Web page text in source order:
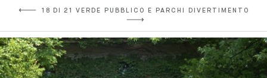
18 DI 21 VERDE PUBBLICO E PARCHI DIVERTIMENTO